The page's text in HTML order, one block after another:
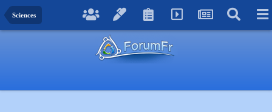
Sciences